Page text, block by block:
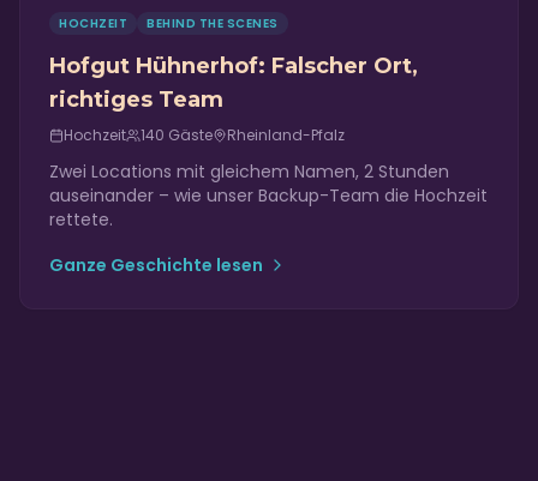
HOCHZEIT BEHIND THE SCENES
Hofgut Hühnerhof: Falscher Ort,
richtiges Team
Hochzeit 140 Gäste Rheinland-Pfalz
Zwei Locations mit gleichem Namen, 2 Stunden
auseinander – wie unser Backup-Team die Hochzeit
rettete.
Ganze Geschichte lesen